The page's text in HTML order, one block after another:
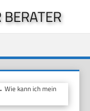
Wie kann ich mein